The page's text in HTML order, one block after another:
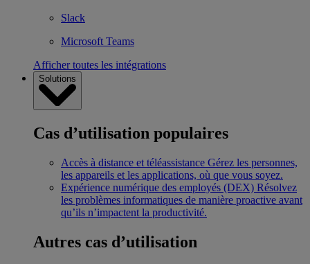
Slack
Microsoft Teams
Afficher toutes les intégrations
Solutions
Cas d’utilisation populaires
Accès à distance et téléassistance Gérez les personnes,
les appareils et les applications, où que vous soyez.
Expérience numérique des employés (DEX) Résolvez
les problèmes informatiques de manière proactive avant
qu’ils n’impactent la productivité.
Autres cas d’utilisation